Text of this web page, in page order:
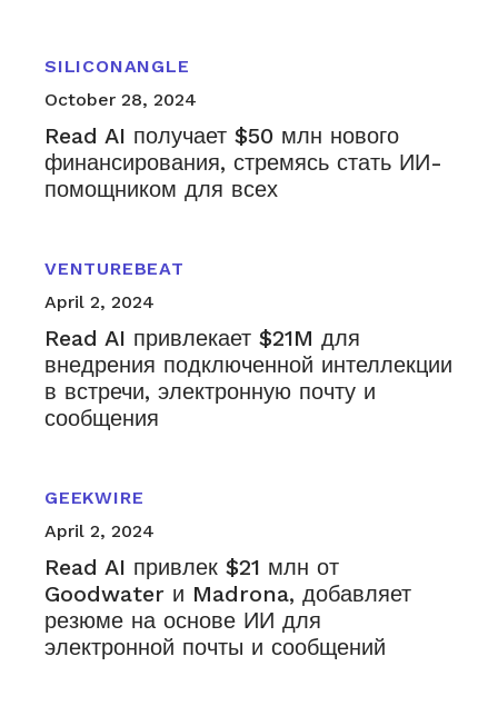
SILICONANGLE
October 28, 2024
Read AI получает $50 млн нового
финансирования, стремясь стать ИИ-
помощником для всех
VENTUREBEAT
April 2, 2024
Read AI привлекает $21M для
внедрения подключенной интеллекции
в встречи, электронную почту и
сообщения
GEEKWIRE
April 2, 2024
Read AI привлек $21 млн от
Goodwater и Madrona, добавляет
резюме на основе ИИ для
электронной почты и сообщений